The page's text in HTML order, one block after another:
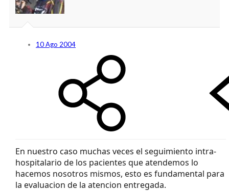
10 Ago 2004
En nuestro caso muchas veces el seguimiento intra-
hospitalario de los pacientes que atendemos lo
hacemos nosotros mismos, esto es fundamental para
la evaluacion de la atencion entregada.